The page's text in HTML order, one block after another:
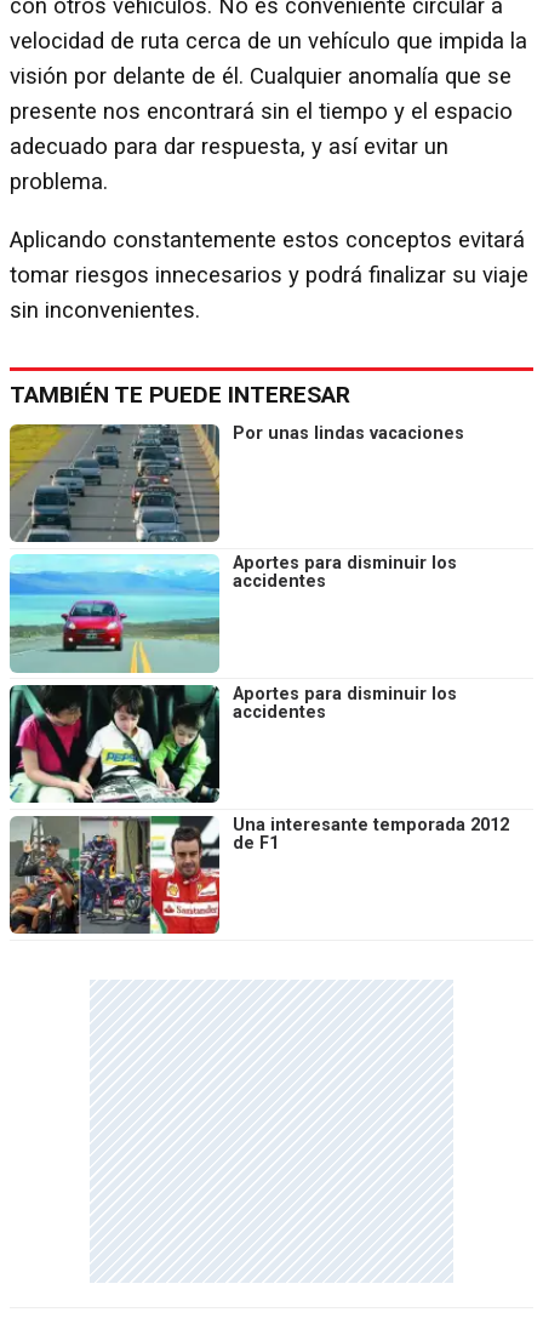
con otros vehículos. No es conveniente circular a
velocidad de ruta cerca de un vehículo que impida la
visión por delante de él. Cualquier anomalía que se
presente nos encontrará sin el tiempo y el espacio
adecuado para dar respuesta, y así evitar un
problema.
Aplicando constantemente estos conceptos evitará
tomar riesgos innecesarios y podrá finalizar su viaje
sin inconvenientes.
TAMBIÉN TE PUEDE INTERESAR
Por unas lindas vacaciones
Aportes para disminuir los
accidentes
Aportes para disminuir los
accidentes
Una interesante temporada 2012
de F1